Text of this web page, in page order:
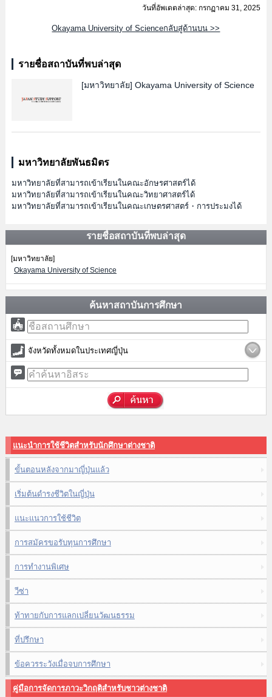
วันที่อัพเดตล่าสุด: กรกฏาคม 31, 2025
Okayama University of Scienceกลับสู่ด้านบน >>
รายชื่อสถาบันที่พบล่าสุด
[มหาวิทยาลัย] Okayama University of Science
มหาวิทยาลัยพันธมิตร
มหาวิทยาลัยที่สามารถเข้าเรียนในคณะอักษรศาสตร์ได้
มหาวิทยาลัยที่สามารถเข้าเรียนในคณะวิทยาศาสตร์ได้
มหาวิทยาลัยที่สามารถเข้าเรียนในคณะเกษตรศาสตร์・การประมงได้
รายชื่อสถาบันที่พบล่าสุด
[มหาวิทยาลัย]
Okayama University of Science
ค้นหาสถาบันการศึกษา
จังหวัดทั้งหมดในประเทศญี่ปุ่น
แนะนำการใช้ชีวิตสำหรับนักศึกษาต่างชาติ
ขั้นตอนหลังจากมาญี่ปุ่นแล้ว
เริ่มต้นดำรงชีวิตในญี่ปุ่น
แนะแนวการใช้ชีวิต
การสมัครขอรับทุนการศึกษา
การทำงานพิเศษ
วีซ่า
ท้าทายกับการแลกเปลี่ยนวัฒนธรรม
ที่ปรึกษา
ข้อควรระวังเมื่อจบการศึกษา
คู่มือการจัดการภาวะวิกฤติสำหรับชาวต่างชาติ